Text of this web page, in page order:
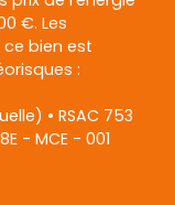
€. Les
bien est
:
• RSAC 753
- MCE - 001